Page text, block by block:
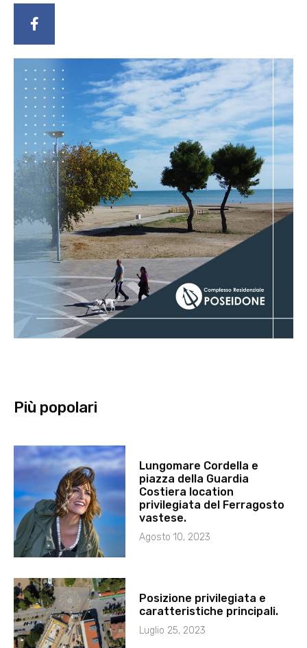
Più popolari
Lungomare Cordella e
piazza della Guardia
Costiera location
privilegiata del Ferragosto
vastese.
Agosto 10, 2023
Posizione privilegiata e
caratteristiche principali.
Luglio 25, 2023